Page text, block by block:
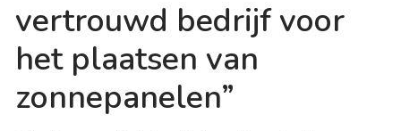
vertrouwd bedrijf voor
het plaatsen van
zonnepanelen”